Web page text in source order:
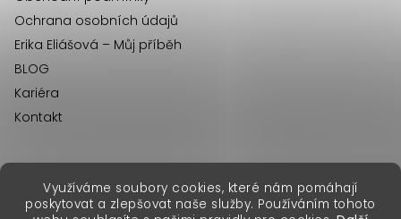
Využíváme soubory cookies, které nám pomáhají
poskytovat a zlepšovat naše služby. Používáním tohoto
Ochrana osobních údajů
Erika Eliášová – Můj příběh
BLOG
Kariéra
Kontakt
Copyright 2026Erika Fashion. Všechna práva vyhrazena.
erikafashion.sk